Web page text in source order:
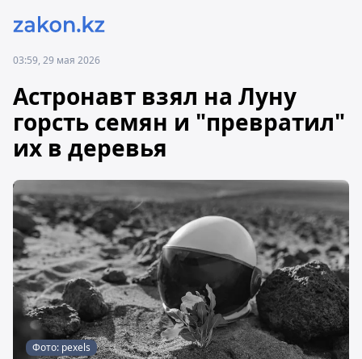
03:59, 29 мая 2026
Астронавт взял на Луну
горсть семян и "превратил"
их в деревья
Фото: pexels